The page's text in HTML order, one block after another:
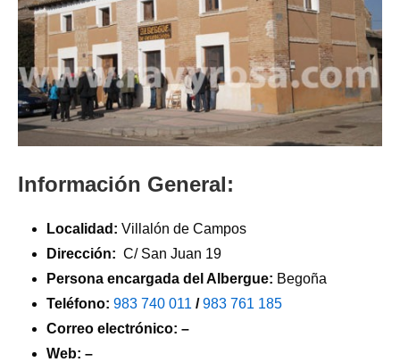
Información General:
Localidad: Villalón de Campos
Dirección: C/ San Juan 19
Persona encargada del Albergue: Begoña
Teléfono: 983 740 011 /983 761 185
Correo electrónico: –
Web: –